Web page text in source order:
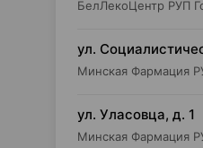
ул.
ул. Уласовца, д. 1